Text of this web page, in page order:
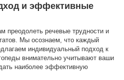
и эффективные
преодолеть речевые трудности и
Мы осознаем, что каждый
индивидуальный подход к
внимательно учитывают ваши
наиболее эффективную